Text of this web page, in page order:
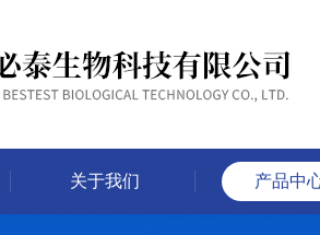
关于我们 产品中